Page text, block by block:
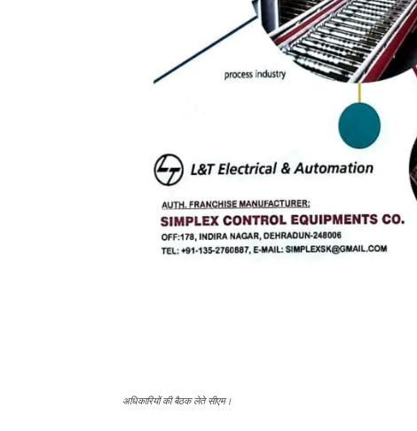
अधिकारियों की बैठक लेते सीएम।